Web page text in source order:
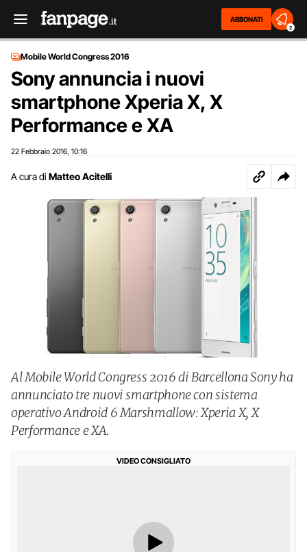
ABBONATI
2
Mobile World Congress 2016
Sony annuncia i nuovi
smartphone Xperia X, X
Performance e XA
22 Febbraio 2016 10:16
A cura di Matteo Acitelli
Al Mobile World Congress 2016 di Barcellona Sony ha
annunciato tre nuovi smartphone con sistema
operativo Android 6 Marshmallow: Xperia X, X
Performance e XA.
VIDEO CONSIGLIATO